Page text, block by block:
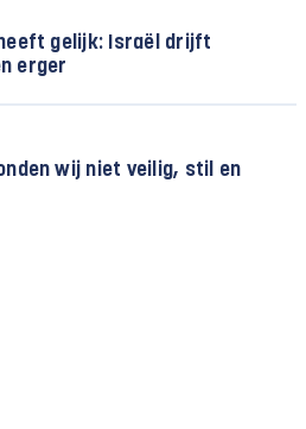
gelijk: Israël drijft
erger
wij niet veilig, stil en